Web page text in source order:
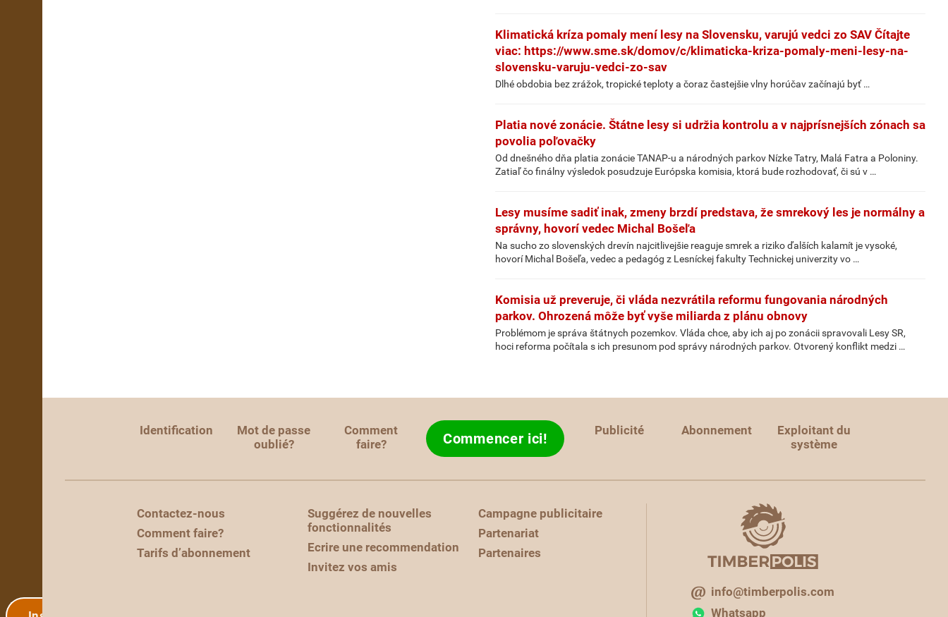
Klimatická kríza pomaly mení lesy na Slovensku, varujú vedci zo SAV Čítajte
viac: https://www.sme.sk/domov/c/klimaticka-kriza-pomaly-meni-lesy-na-
slovensku-varuju-vedci-zo-sav
Dlhé obdobia bez zrážok, tropické teploty a čoraz častejšie vlny horúčav začínajú byť …
Platia nové zonácie. Štátne lesy si udržia kontrolu a v najprísnejších zónach sa
povolia poľovačky
Od dnešného dňa platia zonácie TANAP-u a národných parkov Nízke Tatry, Malá Fatra a Poloniny.
Zatiaľ čo finálny výsledok posudzuje Európska komisia, ktorá bude rozhodovať, či sú v …
Lesy musíme sadiť inak, zmeny brzdí predstava, že smrekový les je normálny a
správny, hovorí vedec Michal Bošeľa
Na sucho zo slovenských drevín najcitlivejšie reaguje smrek a riziko ďalších kalamít je vysoké,
hovorí Michal Bošeľa, vedec a pedagóg z Lesníckej fakulty Technickej univerzity vo …
Komisia už preveruje, či vláda nezvrátila reformu fungovania národných
parkov. Ohrozená môže byť vyše miliarda z plánu obnovy
Problémom je správa štátnych pozemkov. Vláda chce, aby ich aj po zonácii spravovali Lesy SR,
hoci reforma počítala s ich presunom pod správy národných parkov. Otvorený konflikt medzi …
Identification
Mot de passe
oublié?
Comment
faire?
Commencer ici! Publicité Abonnement
Exploitant du
système
Contactez-nous
Comment faire?
Tarifs d’abonnement
Suggérez de nouvelles
fonctionnalités
Ecrire une recommendation
Invitez vos amis
Campagne publicitaire
Partenariat
Partenaires
info@timberpolis.com
Whatsapp